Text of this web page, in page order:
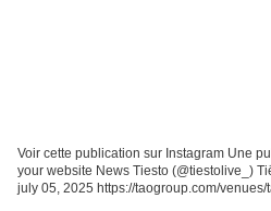
Voir cette publication sur Instagram Une
your website News Tiesto (@tiestolive_)
july 05, 2025 https://taogroup.com/